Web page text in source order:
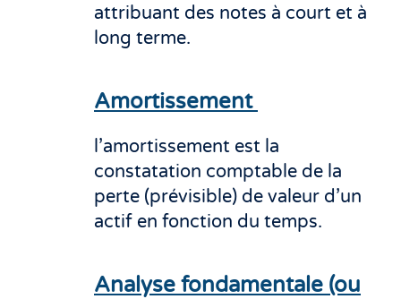
attribuant des notes à court et à
long terme.
Amortissement
l’amortissement est la
constatation comptable de la
perte (prévisible) de valeur d’un
actif en fonction du temps.
Analyse fondamentale (ou